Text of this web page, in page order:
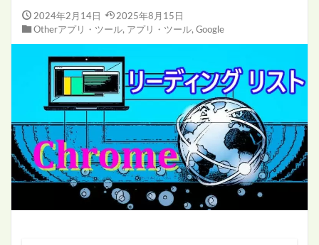
2024年2月14日
2025年8月15日
Otherアプリ・ツール, アプリ・ツール, Google